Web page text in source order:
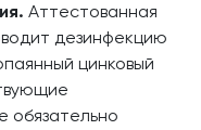
Аттестованная
дезинфекцию
цинковый
обязательно